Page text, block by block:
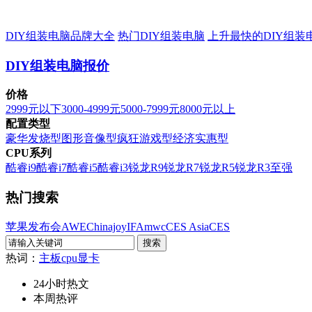
DIY组装电脑品牌大全 热门DIY组装电脑 上升最快的DIY组装
DIY组装电脑报价
价格
2999元以下3000-4999元5000-7999元8000元以上
配置类型
豪华发烧型图形音像型疯狂游戏型经济实惠型
CPU系列
酷睿i9酷睿i7酷睿i5酷睿i3锐龙R9锐龙R7锐龙R5锐龙R3至强
热门搜索
苹果发布会AWEChinajoyIFAmwcCES AsiaCES
热词： 主板cpu显卡
24小时热文
本周热评